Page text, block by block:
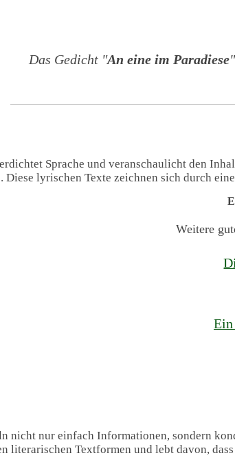
Das Gedicht "An eine im Paradiese
Sprache und veranschaulicht den
Diese lyrischen Texte zeichnen sich durch
Weitere
Ein
nicht nur einfach Informationen, sondern
literarischen Textformen und lebt davon,